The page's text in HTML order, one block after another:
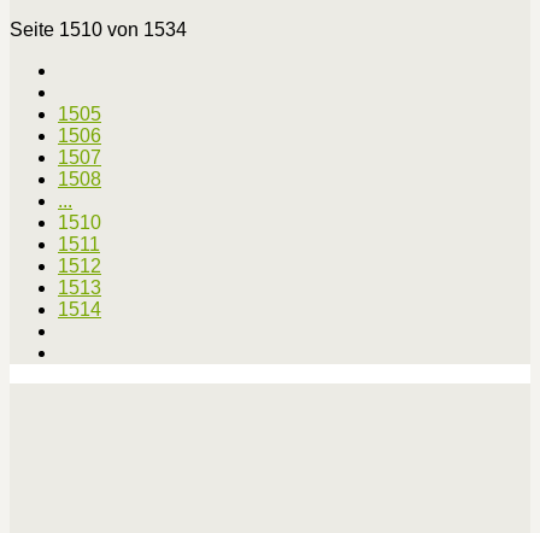
Seite 1510 von 1534
1505
1506
1507
1508
...
1510
1511
1512
1513
1514